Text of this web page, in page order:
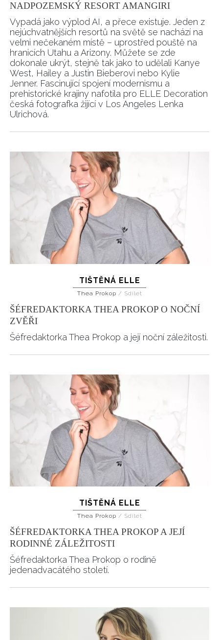
NADPOZEMSKÝ RESORT AMANGIRI
Vypadá jako výplod AI, a přece existuje. Jeden z
nejúchvatnějších resortů na světě se nachází na
velmi nečekaném místě – uprostřed pouště na
hranicích Utahu a Arizony. Můžete se zde
dokonale ukrýt, stejně tak jako to udělali Kanye
West, Hailey a Justin Bieberovi nebo Kylie
Jenner. Fascinující spojení modernismu a
prehistorické krajiny nafotila pro ELLE Decoration
česká fotografka žijící v Los Angeles Lenka
Ulrichová.
TIŠTĚNÁ ELLE
Thea Prokop / Sdílet
ŠÉFREDAKTORKA THEA PROKOP O NOČNÍ
ZVĚŘI
Šéfredaktorka Thea Prokop a její noční záležitosti.
TIŠTĚNÁ ELLE
Thea Prokop / Sdílet
ŠÉFREDAKTORKA THEA PROKOP A JEJÍ
RODINNÉ ZÁLEŽITOSTI
Šéfredaktorka Thea Prokop o rodině
jedenadvacátého století.